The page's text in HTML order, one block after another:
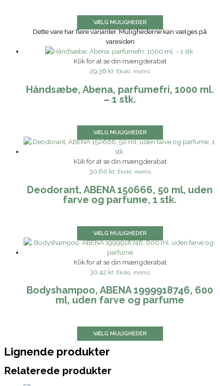
VÆLG MULIGHEDER
Dette vare har flere varianter. Mulighederne kan vælges på
varesiden
Klik for at se din mængderabat
29,36 kr. Ekskl. moms
Håndsæbe, Abena, parfumefri, 1000 ml.
– 1 stk.
VÆLG MULIGHEDER
Klik for at se din mængderabat
30,60 kr. Ekskl. moms
Deodorant, ABENA 150666, 50 ml, uden
farve og parfume, 1 stk.
VÆLG MULIGHEDER
Klik for at se din mængderabat
30,42 kr. Ekskl. moms
Bodyshampoo, ABENA 1999918746, 600
ml, uden farve og parfume
VÆLG MULIGHEDER
Lignende produkter
Relaterede produkter